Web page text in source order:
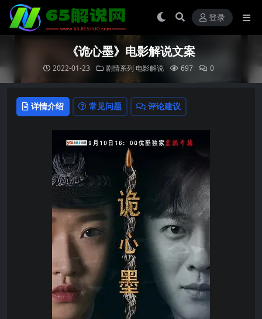
登录
《诡心墨》电影解说文案
2022-01-23 剧情系列 电影解说 697 0
详情介绍 常见问题 评论建议